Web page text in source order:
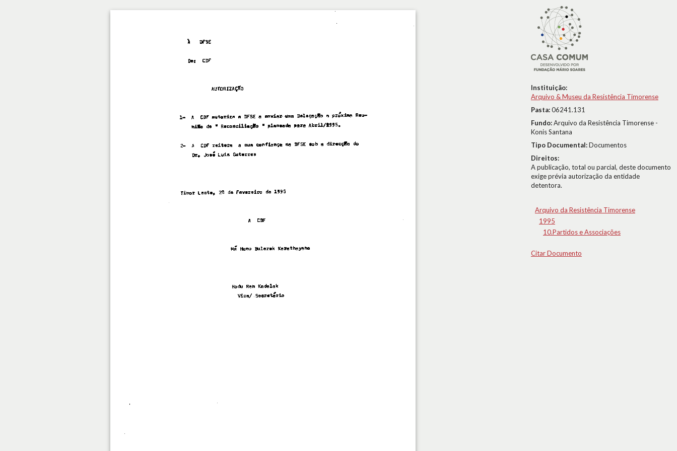
Instituição:
Arquivo & Museu da Resistência Timorense
Pasta:06241.131
Fundo:Arquivo da Resistência Timorense -
Konis Santana
Tipo Documental:Documentos
Direitos:
A publicação, total ou parcial, deste documento
exige prévia autorização da entidade
detentora.
Arquivo da Resistência Timorense
1995
10.Partidos e Associações
Citar Documento